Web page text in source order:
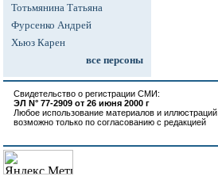
Тотьмянина Татьяна
Фурсенко Андрей
Хьюз Карен
все персоны
Свидетельство о регистрации СМИ:
ЭЛ N° 77-2909 от 26 июня 2000 г
Любое использование материалов и иллюстраций
возможно только по согласованию с редакцией